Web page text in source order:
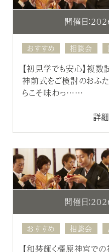
開催日：
おすすめ 相談会
【初見学でも安心】
神前式をご検討のおふ
らこそ味わっ……
詳
開催日：
おすすめ 相談会
【和装輝く橿原神宮で